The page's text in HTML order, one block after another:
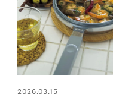
2026.03.15